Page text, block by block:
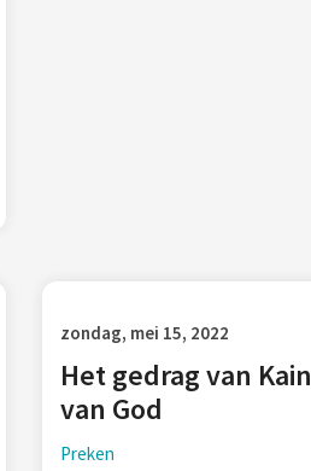
zondag, mei 15, 2022
Het gedrag van
van God
Preken